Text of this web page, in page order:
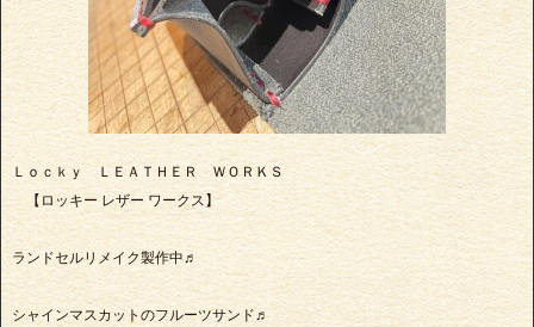
Ｌｏｃｋｙ ＬＥＡＴＨＥＲ ＷＯＲＫＳ
【ロッキー レザー ワークス】
ランドセルリメイク製作中♬
シャインマスカットのフルーツサンド♬